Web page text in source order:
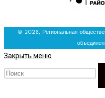
© 2026, Региональная
Закрыть меню